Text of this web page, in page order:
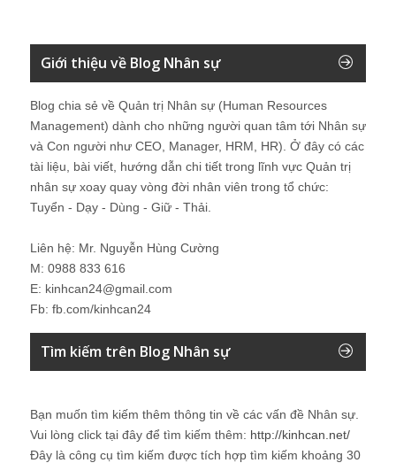
Giới thiệu về Blog Nhân sự
Blog chia sẻ về Quản trị Nhân sự (Human Resources
Management) dành cho những người quan tâm tới Nhân sự
và Con người như CEO, Manager, HRM, HR). Ở đây có các
tài liệu, bài viết, hướng dẫn chi tiết trong lĩnh vực Quản trị
nhân sự xoay quay vòng đời nhân viên trong tổ chức:
Tuyển - Dạy - Dùng - Giữ - Thải.
Liên hệ: Mr. Nguyễn Hùng Cường
M: 0988 833 616
E: kinhcan24@gmail.com
Fb: fb.com/kinhcan24
Tìm kiếm trên Blog Nhân sự
Bạn muốn tìm kiếm thêm thông tin về các vấn đề Nhân sự
Vui lòng click tại đây để tìm kiếm thêm: http://kinhcan.net/
Đây là công cụ tìm kiếm được tích hợp tìm kiếm khoảng 30